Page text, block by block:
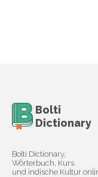
Bolti
Dictionary
Bolti Dictionary,
Wörterbuch, Kurs
und indische Kultur